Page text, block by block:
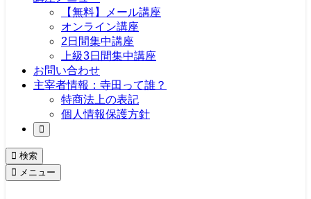
【無料】メール講座
オンライン講座
2日間集中講座
上級3日間集中講座
お問い合わせ
主宰者情報：寺田って誰？
特商法上の表記
個人情報保護方針
検索
メニュー